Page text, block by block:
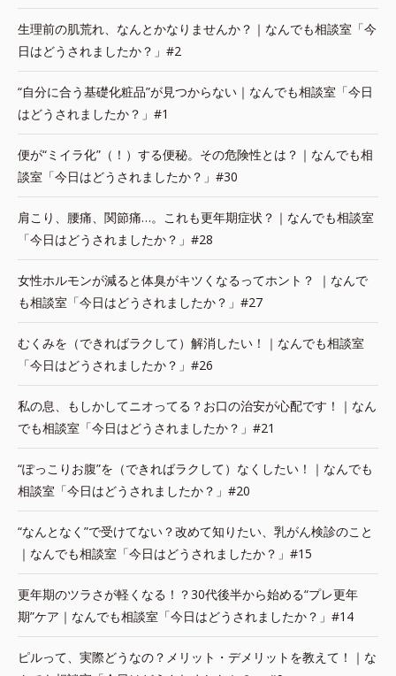
生理前の肌荒れ、なんとかなりませんか？｜なんでも相談室「今
日はどうされましたか？」#2
“自分に合う基礎化粧品”が見つからない｜なんでも相談室「今日
はどうされましたか？」#1
便が“ミイラ化”（！）する便秘。その危険性とは？｜なんでも相
談室「今日はどうされましたか？」#30
肩こり、腰痛、関節痛…。これも更年期症状？｜なんでも相談室
「今日はどうされましたか？」#28
女性ホルモンが減ると体臭がキツくなるってホント？ ｜なんで
も相談室「今日はどうされましたか？」#27
むくみを（できればラクして）解消したい！｜なんでも相談室
「今日はどうされましたか？」#26
私の息、もしかしてニオってる？お口の治安が心配です！｜なん
でも相談室「今日はどうされましたか？」#21
“ぽっこりお腹”を（できればラクして）なくしたい！｜なんでも
相談室「今日はどうされましたか？」#20
“なんとなく”で受けてない？改めて知りたい、乳がん検診のこと
｜なんでも相談室「今日はどうされましたか？」#15
更年期のツラさが軽くなる！？30代後半から始める“プレ更年
期”ケア｜なんでも相談室「今日はどうされましたか？」#14
ピルって、実際どうなの？メリット・デメリットを教えて！｜な